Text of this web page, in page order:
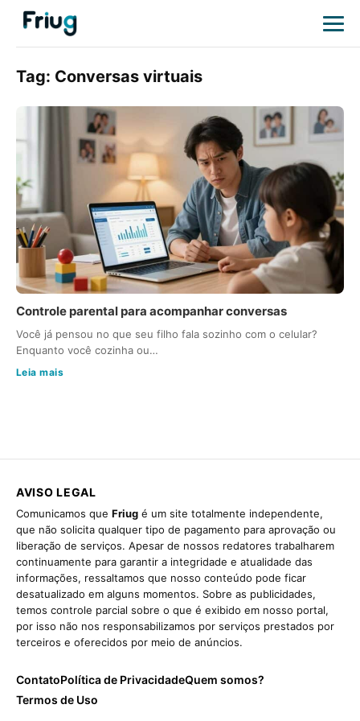
Tag: Conversas virtuais
Controle parental para acompanhar conversas
Você já pensou no que seu filho fala sozinho com o celular?
Enquanto você cozinha ou…
Leia mais
AVISO LEGAL
Comunicamos que Friug é um site totalmente independente,
que não solicita qualquer tipo de pagamento para aprovação ou
liberação de serviços. Apesar de nossos redatores trabalharem
continuamente para garantir a integridade e atualidade das
informações, ressaltamos que nosso conteúdo pode ficar
desatualizado em alguns momentos. Sobre as publicidades,
temos controle parcial sobre o que é exibido em nosso portal,
por isso não nos responsabilizamos por serviços prestados por
terceiros e oferecidos por meio de anúncios.
ContatoPolítica de PrivacidadeQuem somos?
Termos de Uso